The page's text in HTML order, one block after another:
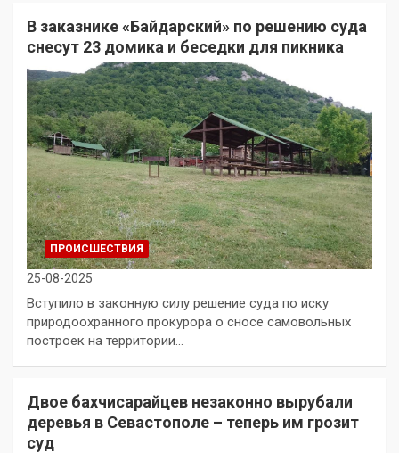
В заказнике «Байдарский» по решению суда
снесут 23 домика и беседки для пикника
ПРОИСШЕСТВИЯ
25-08-2025
Вступило в законную силу решение суда по иску
природоохранного прокурора о сносе самовольных
построек на территории…
Двое бахчисарайцев незаконно вырубали
деревья в Севастополе – теперь им грозит
суд